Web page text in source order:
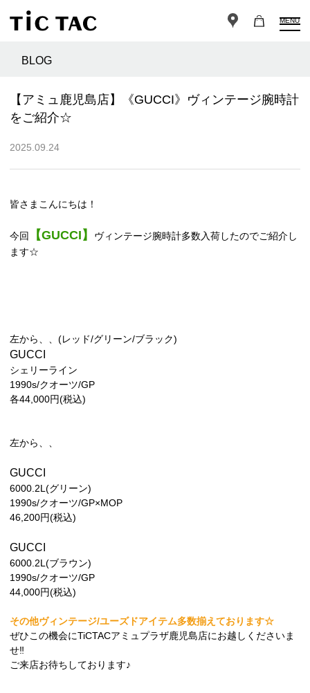
MENU
BLOG
【アミュ鹿児島店】《GUCCI》ヴィンテージ腕時計
をご紹介☆
2025.09.24
皆さまこんにちは！
今回 【GUCCI】
ヴィンテージ腕時計多数入荷したのでご紹介し
ます☆
左から、、(レッド/グリーン/ブラック)
GUCCI
シェリーライン
1990s/クオーツ/GP
各44,000円(税込)
左から、、
GUCCI
6000.2L(グリーン)
1990s/クオーツ/GP×MOP
46,200円(税込)
GUCCI
6000.2L(ブラウン)
1990s/クオーツ/GP
44,000円(税込)
その他ヴィンテージ/ユーズドアイテム多数揃えております☆
ぜひこの機会にTiCTACアミュプラザ鹿児島店にお越しくださいま
せ‼︎
ご来店お待ちしております♪